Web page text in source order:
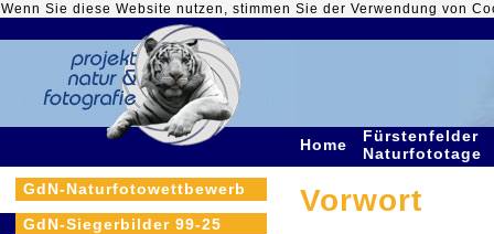
Wenn Sie diese Website nutzen, stimmen Sie der Verwendung von
Home
Fürstenfelder
Naturfototage
GdN-Naturfotowettbewerb
GdN-Siegerbilder 99-25
Vorwort